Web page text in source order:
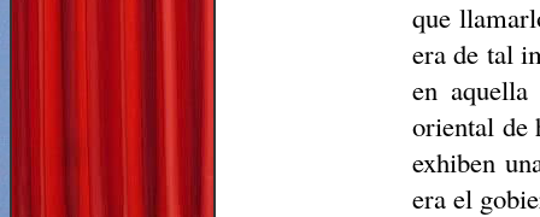
que
era de tal
en
oriental de
exhiben
era el